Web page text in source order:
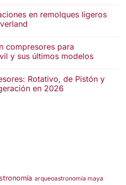
en remolques ligeros
compresores para
y sus últimos modelos
Rotativo, de Pistón y
en 2026
arqueoastronomía maya